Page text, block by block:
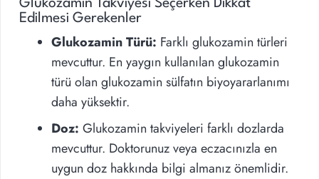
Glukozamin Takviyesi Seçerken Dikkat
Edilmesi Gerekenler
Glukozamin Türü: Farklı glukozamin türleri
mevcuttur. En yaygın kullanılan glukozamin
türü olan glukozamin sülfatın biyoyararlanımı
daha yüksektir.
Doz: Glukozamin takviyeleri farklı dozlarda
mevcuttur. Doktorunuz veya eczacınızla en
uygun doz hakkında bilgi almanız önemlidir.